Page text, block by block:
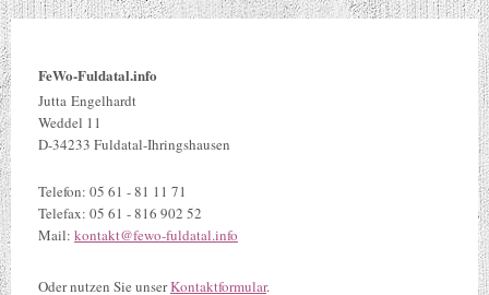
FeWo-Fuldatal.info
Jutta Engelhardt
Weddel 11
D-34233 Fuldatal-Ihringshausen
Telefon: 05 61 - 81 11 71
Telefax: 05 61 - 816 902 52
Mail: kontakt@fewo-fuldatal.info
Oder nutzen Sie unserKontaktformular.